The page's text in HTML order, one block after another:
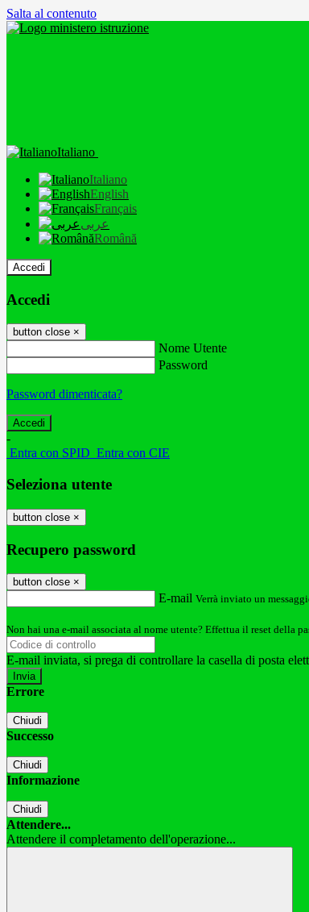
Salta al contenuto
Italiano
Italiano
English
Français
عربى
Română
Accedi
Accedi
button close ×
Nome Utente
Password
Password dimenticata?
-
Entra con SPID Entra con CIE
Seleziona utente
button close ×
Recupero password
button close ×
E-mail Verrà inviato un
Non hai una e-mail associata al nome utente? Effettua il reset della
E-mail inviata, si prega di controllare la casella di posta
Errore
Chiudi
Successo
Chiudi
Informazione
Chiudi
Attendere...
Attendere il completamento dell'operazione...